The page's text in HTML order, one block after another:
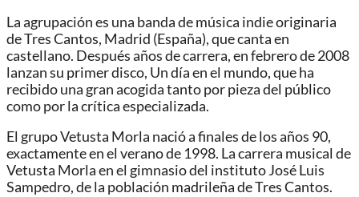
La agrupación es una banda de música indie originaria
de Tres Cantos, Madrid (España), que canta en
castellano. Después años de carrera, en febrero de 2008
lanzan su primer disco, Un día en el mundo, que ha
recibido una gran acogida tanto por pieza del público
como por la crítica especializada.
El grupo Vetusta Morla nació a finales de los años 90,
exactamente en el verano de 1998. La carrera musical de
Vetusta Morla en el gimnasio del instituto José Luis
Sampedro, de la población madrileña de Tres Cantos.